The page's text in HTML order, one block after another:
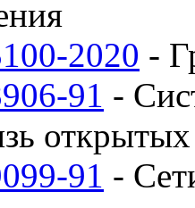
2020 -
91 -
91 -